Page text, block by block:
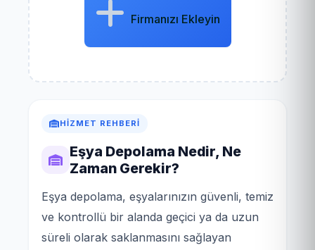
Firmanızı Ekleyin
HIZMET REHBERI
Eşya Depolama Nedir, Ne
Zaman Gerekir?
Eşya depolama, eşyalarınızın güvenli, temiz
ve kontrollü bir alanda geçici ya da uzun
süreli olarak saklanmasını sağlayan